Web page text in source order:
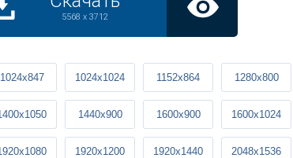
5568 x 3712
1024x847 1024x1024 1152x864 1280x800
1440x900 1600x900 1600x1024
1920x1200 1920x1440 2048x1536